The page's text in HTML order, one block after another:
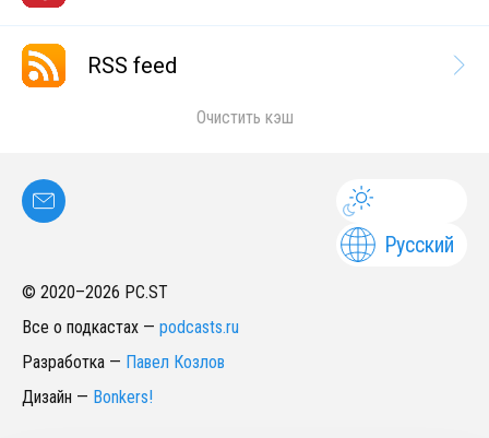
RSS feed
Очистить кэш
Русский
© 2020–2026 PC.ST
Все о подкастах — podcasts.ru
Разработка — Павел Козлов
Дизайн — Bonkers!